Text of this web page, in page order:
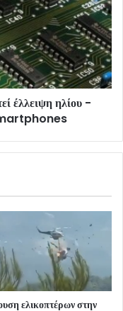
έλλειψη ηλίου -
ελικοπτέρων στην